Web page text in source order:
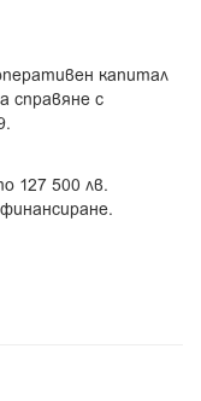
капитал
справяне с
127 500 лв.